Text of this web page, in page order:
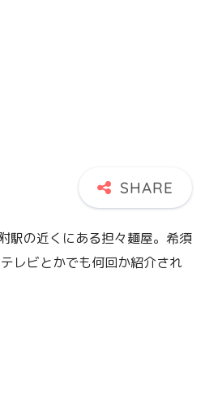
駅の近くにある担々麺屋。希須
レビとかでも何回か紹介され